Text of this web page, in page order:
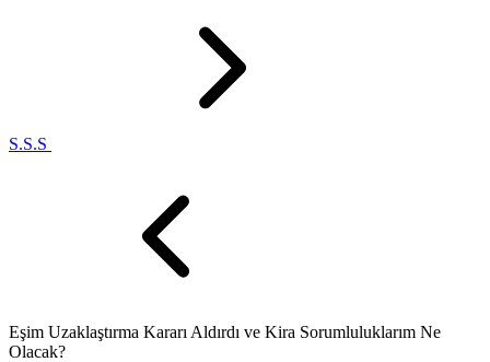
S.S.S
Eşim Uzaklaştırma Kararı Aldırdı ve Kira Sorumluluklarım Ne
Olacak?